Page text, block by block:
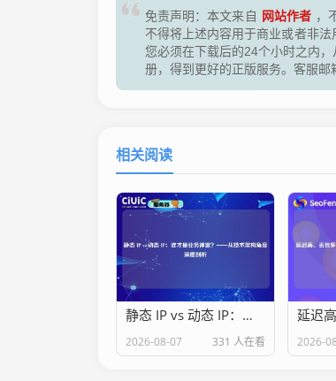
免责声明：本文来自 网站作者 ，
不得将上述内容用于商业或者非
您必须在下载后的24个小时之内
册，得到更好的正版服务。客服邮
相关阅读
静态 IP vs 动态 IP：谁才是业务神器？——从技术架构角度深度剖析
2026-08-07 331 人在看 2026-